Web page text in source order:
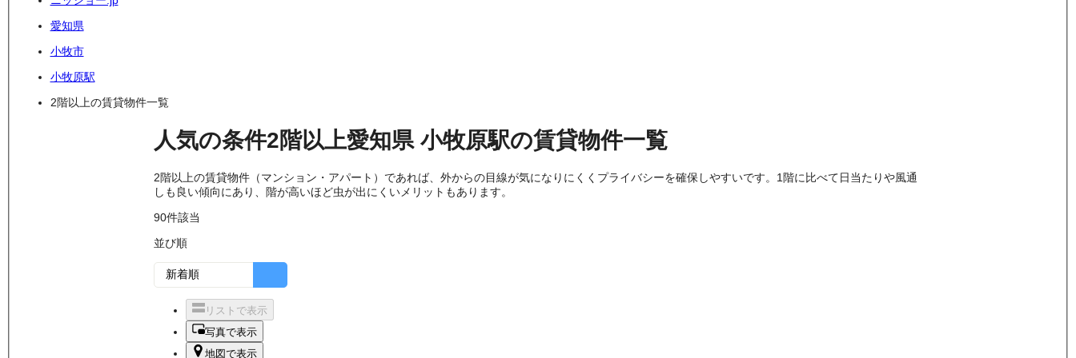
愛知県
小牧市
小牧原駅
2階以上の賃貸物件一覧
人気の条件2階以上愛知県 小牧原駅の賃貸物件一覧
2階以上の賃貸物件（マンション・アパート）であれば、外からの目線が気になりにくくプライバシーを確保しやすいです。1階に比べて日当たりや風通
しも良い傾向にあり、階が高いほど虫が出にくいメリットもあります。
90件該当
並び順
リストで表示
写真で表示
地図で表示